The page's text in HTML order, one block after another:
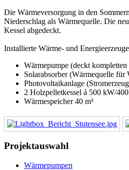
Die Wärmeversorgung in den
Niederschlag als Wärmequelle. Die
Kessel abgedeckt.
Installierte Wärme- und
Wärmepumpe (deckt
Solarabsorber (Wärmequelle für
Photovoltaikanlage
2 Holzpelletkessel á 500 kW/
Wärmespeicher 40 m³
Projektauswahl
Wärmepumpen